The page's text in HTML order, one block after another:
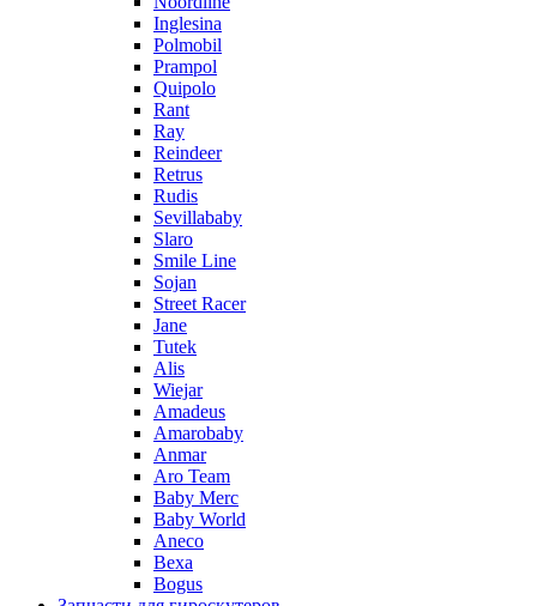
Inglesina
Polmobil
Prampol
Quipolo
Rant
Ray
Reindeer
Retrus
Rudis
Sevillababy
Slaro
Smile Line
Sojan
Street Racer
Jane
Tutek
Alis
Wiejar
Amadeus
Amarobaby
Anmar
Aro Team
Baby Merc
Baby World
Aneco
Bexa
Bogus